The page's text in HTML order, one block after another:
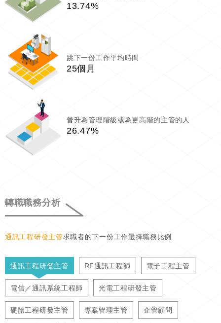
13.74%
跳下一份工作平均時間
25個月
晉升為管理階級或為更高階的主管的人
26.47%
轉職職務分析
通訊工程研發主管求職者的下一份工作選擇職務比例
通訊工程研發主管 RF通訊工程師 電子工程主管
電信／通訊系統工程師 光電工程研發主管
硬體工程研發主管 專案管理主管 企管顧問